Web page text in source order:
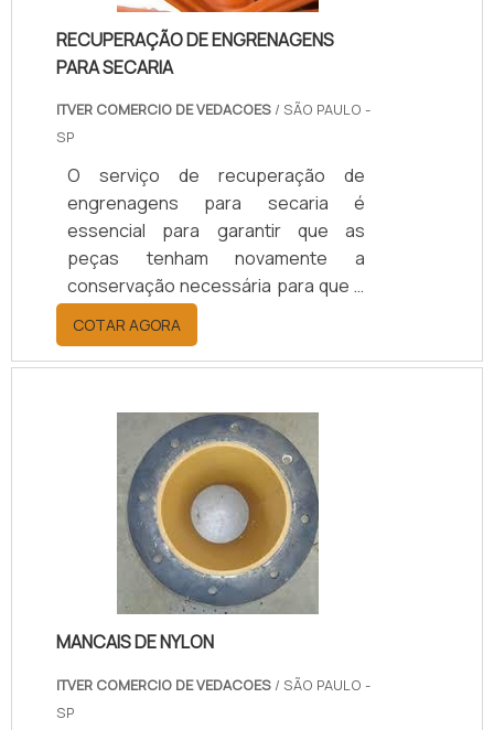
RECUPERAÇÃO DE ENGRENAGENS
PARA SECARIA
ITVER COMERCIO DE VEDACOES / SÃO PAULO -
SP
O serviço de recuperação de
engrenagens para secaria é
essencial para garantir que as
peças tenham novamente a
conservação necessária para que o
funcionamento das máquinas
industriais tenha mais eficiência e
um grande desempenho.
SERVIÇOAs engrenagens são
fundamentais nos sistemas de
variação e inversão de movimento,
elas têm a função principal de
garantir a redução considerável na
transmissão de máquinas
motorizadas, garantindo qualidade
nas características mecânicas,.
COTAR AGORA
MANCAIS DE NYLON
ITVER COMERCIO DE VEDACOES / SÃO PAULO -
SP